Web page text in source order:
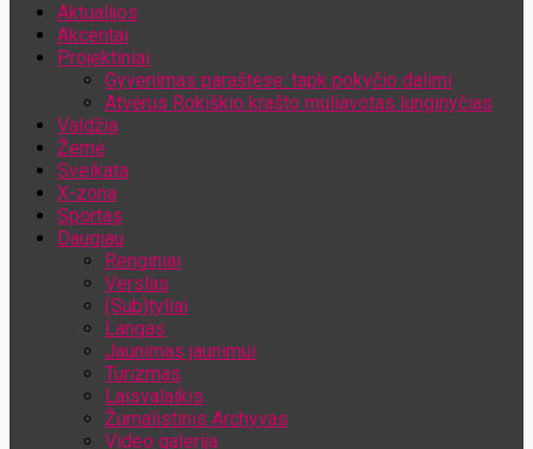
Aktualijos
Akcentai
Projektiniai
Gyvenimas paraštėse: tapk pokyčio dalimi
Atvėrus Rokiškio krašto muliavotas lunginyčias
Valdžia
Žemė
Sveikata
X-zona
Sportas
Daugiau
Renginiai
Verslas
(Sub)tyliai
Langas
Jaunimas jaunimui
Turizmas
Laisvalaikis
Žurnalistinis Archyvas
Video galerija